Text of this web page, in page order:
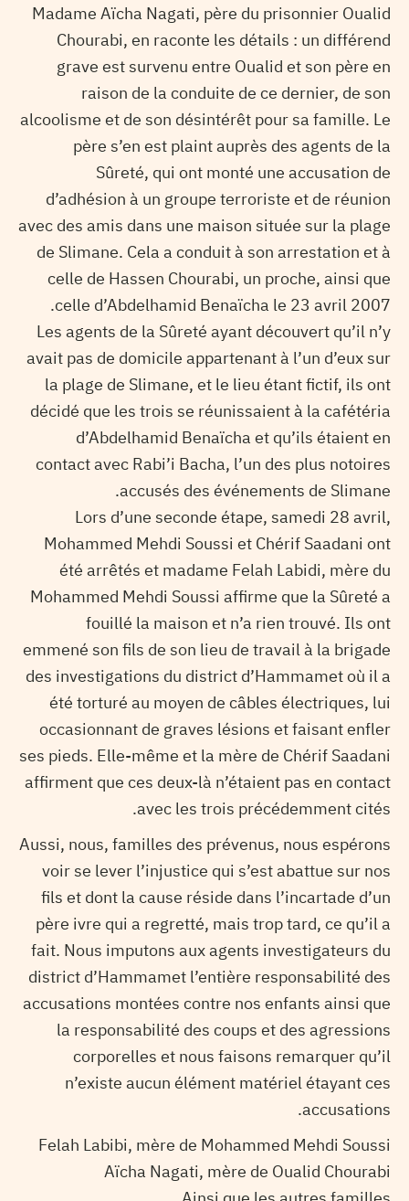
Madame Aïcha Nagati, père du prisonnier Oualid
Chourabi, en raconte les détails : un différend
grave est survenu entre Oualid et son père en
raison de la conduite de ce dernier, de son
alcoolisme et de son désintérêt pour sa famille. Le
père s’en est plaint auprès des agents de la
Sûreté, qui ont monté une accusation de
d’adhésion à un groupe terroriste et de réunion
avec des amis dans une maison située sur la plage
de Slimane. Cela a conduit à son arrestation et à
celle de Hassen Chourabi, un proche, ainsi que
celle d’Abdelhamid Benaïcha le 23 avril 2007.
Les agents de la Sûreté ayant découvert qu’il n’y
avait pas de domicile appartenant à l’un d’eux sur
la plage de Slimane, et le lieu étant fictif, ils ont
décidé que les trois se réunissaient à la cafétéria
d’Abdelhamid Benaïcha et qu’ils étaient en
contact avec Rabi’i Bacha, l’un des plus notoires
accusés des événements de Slimane.
Lors d’une seconde étape, samedi 28 avril,
Mohammed Mehdi Soussi et Chérif Saadani ont
été arrêtés et madame Felah Labidi, mère du
Mohammed Mehdi Soussi affirme que la Sûreté a
fouillé la maison et n’a rien trouvé. Ils ont
emmené son fils de son lieu de travail à la brigade
des investigations du district d’Hammamet où il a
été torturé au moyen de câbles électriques, lui
occasionnant de graves lésions et faisant enfler
ses pieds. Elle-même et la mère de Chérif Saadani
affirment que ces deux-là n’étaient pas en contact
avec les trois précédemment cités.
Aussi, nous, familles des prévenus, nous espérons
voir se lever l’injustice qui s’est abattue sur nos
fils et dont la cause réside dans l’incartade d’un
père ivre qui a regretté, mais trop tard, ce qu’il a
fait. Nous imputons aux agents investigateurs du
district d’Hammamet l’entière responsabilité des
accusations montées contre nos enfants ainsi que
la responsabilité des coups et des agressions
corporelles et nous faisons remarquer qu’il
n’existe aucun élément matériel étayant ces
accusations.
Felah Labibi, mère de Mohammed Mehdi Soussi
Aïcha Nagati, mère de Oualid Chourabi